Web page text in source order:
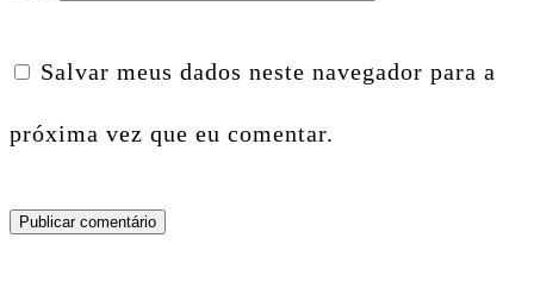
Salvar meus dados neste navegador para a
próxima vez que eu comentar.